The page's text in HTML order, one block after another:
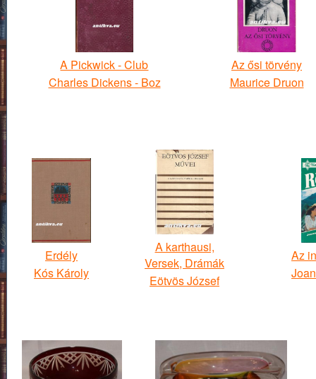
A Pickwick - Club
Charles Dickens - Boz
Az ősi törvény
Maurice Druon
Erdély
Kós Károly
A karthausi,
Versek, Drámák
Eötvös József
Az